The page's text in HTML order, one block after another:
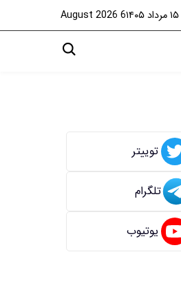
6 August 2026
توییتر
تلگرام
یوتیوب